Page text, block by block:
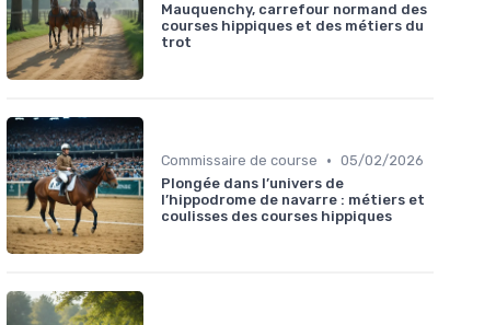
Mauquenchy, carrefour normand des
courses hippiques et des métiers du
trot
Commissaire de course • 05/02/2026
Plongée dans l’univers de
l’hippodrome de navarre : métiers et
coulisses des courses hippiques